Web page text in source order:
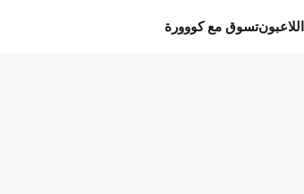
اللاعبونتسوق مع كووورة